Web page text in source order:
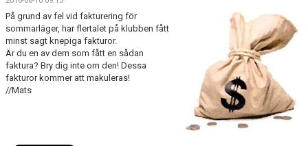
FÖRBUNDSNYHETER
BILDER
BÖRJA TRÄNA JUDO
BLI MEDLEM
På grund av fel vid fakturering för
sommarläger, har flertalet på klubben fått
minst sagt knepiga fakturor.
Är du en av dem som fått en sådan
faktura? Bry dig inte om den! Dessa
fakturor kommer att makuleras!
//Mats